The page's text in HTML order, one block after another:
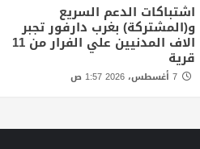
اشتباكات الدعم السريع
و(المشتركة) بغرب دارفور تجبر
الاف المدنيين علي الفرار من 11
قرية
7 أغسطس، 2026 1:57 ص